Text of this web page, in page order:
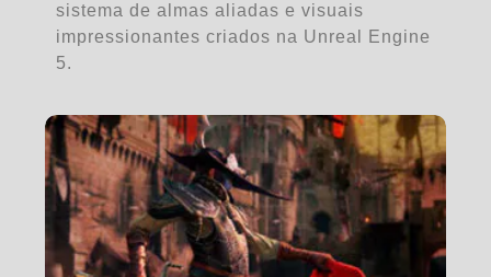
sistema de almas aliadas e visuais
impressionantes criados na Unreal Engine
5.